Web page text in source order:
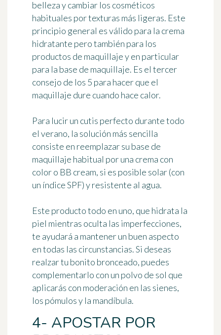
belleza y cambiar los cosméticos
habituales portexturas más ligeras. Este
principio general es válido para la crema
hidratante pero también para los
productos de maquillaje y en particular
para la base de maquillaje. Es el tercer
consejo de los 5 para hacer que el
maquillaje dure cuando hace calor.
Para lucir un cutis perfecto durante todo
el verano, la solución más sencilla
consiste en reemplazar su base de
maquillaje habitual por una crema con
coloro BB cream, si es posible solar (con
un índice SPF) y resistente al agua.
Este producto todo en uno, que hidrata la
piel mientras oculta las imperfecciones,
te ayudará a mantener un buen aspecto
en todas las circunstancias. Si deseas
realzar tu bonito bronceado, puedes
complementarlo con un polvo de sol que
aplicarás con moderación en las sienes,
los pómulos y la mandíbula.
4- APOSTAR POR